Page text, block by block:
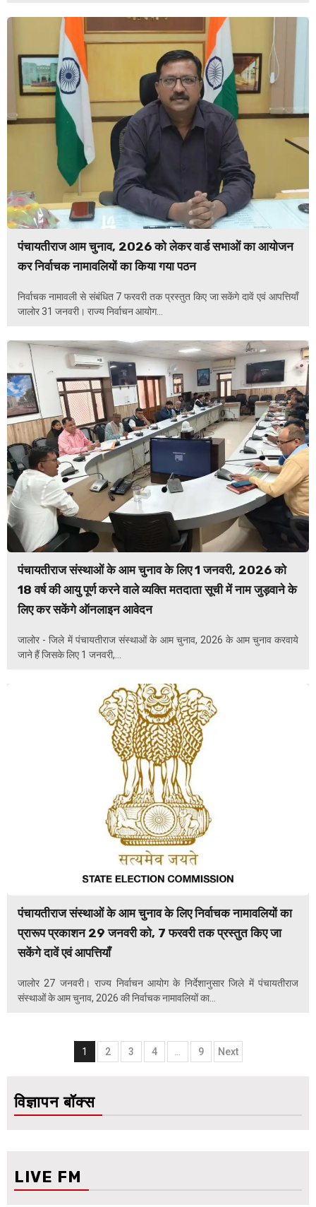
पंचायतीराज आम चुनाव, 2026 को लेकर वार्ड सभाओं का आयोजन
कर निर्वाचक नामावलियों का किया गया पठन
निर्वाचक नामावली से संबंधित 7 फरवरी तक प्रस्तुत किए जा सकेंगे दावें एवं आपत्तियाँ
जालोर 31 जनवरी। राज्य निर्वाचन आयोग...
पंचायतीराज संस्थाओं के आम चुनाव के लिए 1 जनवरी, 2026 को
18 वर्ष की आयु पूर्ण करने वाले व्यक्ति मतदाता सूची में नाम जुड़वाने के
लिए कर सकेंगे ऑनलाइन आवेदन
जालोर - जिले में पंचायतीराज संस्थाओं के आम चुनाव, 2026 के आम चुनाव करवाये
जाने हैं जिसके लिए 1 जनवरी,...
पंचायतीराज संस्थाओं के आम चुनाव के लिए निर्वाचक नामावलियों का
प्रारूप प्रकाशन 29 जनवरी को, 7 फरवरी तक प्रस्तुत किए जा
सकेंगे दावें एवं आपत्तियाँ
जालोर 27 जनवरी। राज्य निर्वाचन आयोग के निर्देशानुसार जिले में पंचायतीराज
संस्थाओं के आम चुनाव, 2026 की निर्वाचक नामावलियों का...
Posts
1 2 3 4 9 Next
विज्ञापन बॉक्स
LIVE FM